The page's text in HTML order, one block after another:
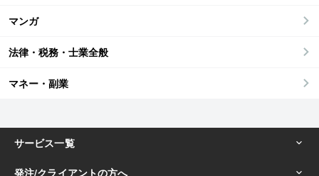
マンガ
法律・税務・士業全般
マネー・副業